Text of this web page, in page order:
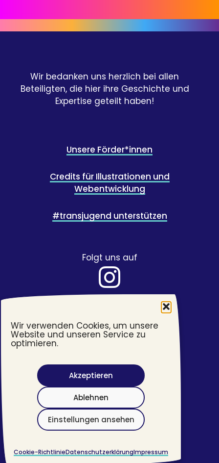
Wir verwenden Cookies, um unsere
Website und unseren Service zu
optimieren.
Akzeptieren
Ablehnen
Einstellungen ansehen
Cookie-RichtlinieDatenschutzerklärungImpressum
Wir bedanken uns herzlich bei allen
Beteiligten, die hier ihre Geschichte und
Expertise geteilt haben!
Unsere Förder*innen
Credits für Illustrationen und
Webentwicklung
#transjugend unterstützen
Folgt uns auf
Barrierefreiheit
Impressum
Datenschutzerklärung
©2026 #transjugend